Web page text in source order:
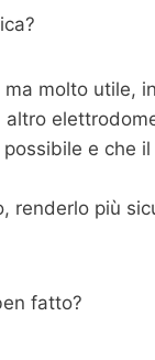
molto utile,
e che
renderlo più
fatto?